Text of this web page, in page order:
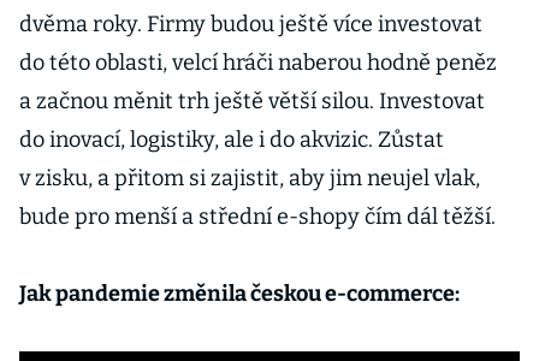
dvěma roky. Firmy budou ještě více investovat
do této oblasti, velcí hráči naberou hodně peněz
a začnou měnit trh ještě větší silou. Investovat
do inovací, logistiky, ale i do akvizic. Zůstat
v zisku, a přitom si zajistit, aby jim neujel vlak,
bude pro menší a střední e-shopy čím dál těžší.
Jak pandemie změnila českou e-commerce: